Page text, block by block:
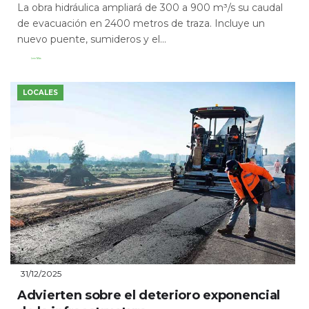
La obra hidráulica ampliará de 300 a 900 m³/s su caudal
de evacuación en 2400 metros de traza. Incluye un
nuevo puente, sumideros y el...
Leer Más
LOCALES
31/12/2025
Advierten sobre el deterioro exponencial